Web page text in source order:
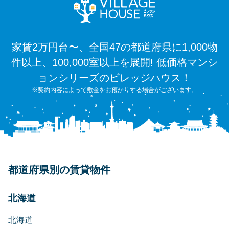
家賃2万円台〜、全国47の都道府県に1,000物
件以上、100,000室以上を展開! 低価格マンシ
ョンシリーズのビレッジハウス！
※契約内容によって敷金をお預かりする場合がございます。
都道府県別の賃貸物件
北海道
北海道